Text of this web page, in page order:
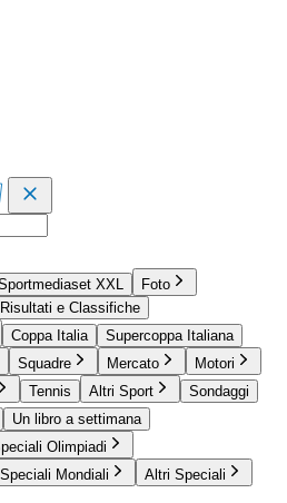
XXL
Foto
Risultati e Classifiche
Coppa Italia
Supercoppa Italiana
Squadre Mercato
Motori
Tennis Altri Sport
Sondaggi
Un libro a settimana
Olimpiadi
Speciali Mondiali Altri Speciali